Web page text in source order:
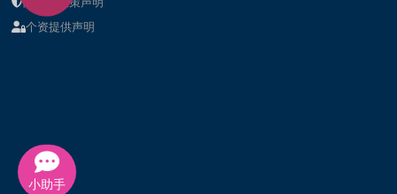
个资提供声明
小助手